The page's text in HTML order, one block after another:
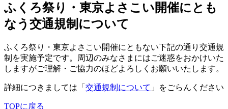
ふくろ祭り・東京よさこい開催にとも
なう交通規制について
ふくろ祭り・東京よさこい開催にともない下記の通り交通規
制を実施予定です。周辺のみなさまにはご迷惑をおかけいた
しますがご理解・ご協力のほどよろしくお願いいたします。
詳細につきましては「 交通規制について 」をごらんください
TOPに戻る